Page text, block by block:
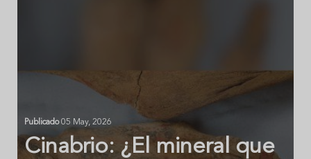
Publicado05 May, 2026
Cinabrio: ¿El mineral que